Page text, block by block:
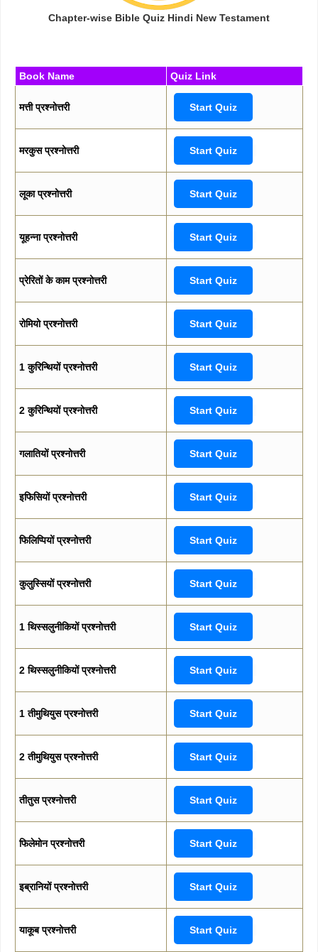
Chapter-wise Bible Quiz Hindi New Testament
Book Name Quiz Link
मत्ती प्रश्नोत्तरी Start Quiz
मरकुस प्रश्नोत्तरी Start Quiz
लूका प्रश्नोत्तरी Start Quiz
यूहन्ना प्रश्नोत्तरी Start Quiz
प्रेरितों के काम प्रश्नोत्तरी Start Quiz
रोमियो प्रश्नोत्तरी Start Quiz
1 कुरिन्थियों प्रश्नोत्तरी Start Quiz
2 कुरिन्थियों प्रश्नोत्तरी Start Quiz
गलातियों प्रश्नोत्तरी Start Quiz
इफिसियों प्रश्नोत्तरी Start Quiz
फिलिप्पियों प्रश्नोत्तरी Start Quiz
कुलुस्सियों प्रश्नोत्तरी Start Quiz
1 थिस्सलुनीकियों प्रश्नोत्तरी Start Quiz
2 थिस्सलुनीकियों प्रश्नोत्तरी Start Quiz
1 तीमुथियुस प्रश्नोत्तरी Start Quiz
2 तीमुथियुस प्रश्नोत्तरी Start Quiz
तीतुस प्रश्नोत्तरी Start Quiz
फिलेमोन प्रश्नोत्तरी Start Quiz
इब्रानियों प्रश्नोत्तरी Start Quiz
याकूब प्रश्नोत्तरी Start Quiz